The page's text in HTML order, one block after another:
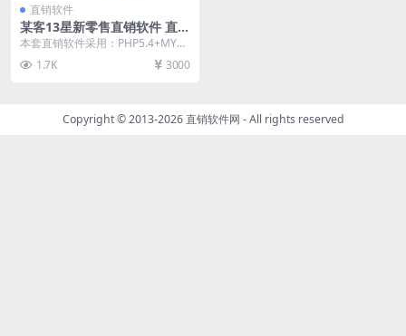
直销软件
某客13星新零售直销软件 直销
系统 直销管理软件
本套直销软件采用：PHP5.4+MYS
QL开发，是一套某客13星新零售直
销软件，...
1.7K 3000
Copyright © 2013-2026直销软件网 - All rights reserved